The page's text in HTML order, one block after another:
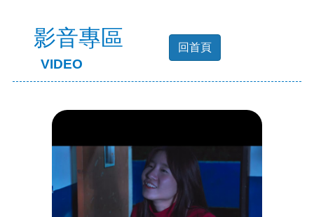
影音專區
VIDEO
回首頁